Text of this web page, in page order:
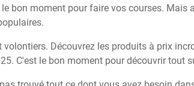
bon moment pour faire vos courses. Mais
Découvrez les produits à prix
C'est le bon moment pour découvrir tout